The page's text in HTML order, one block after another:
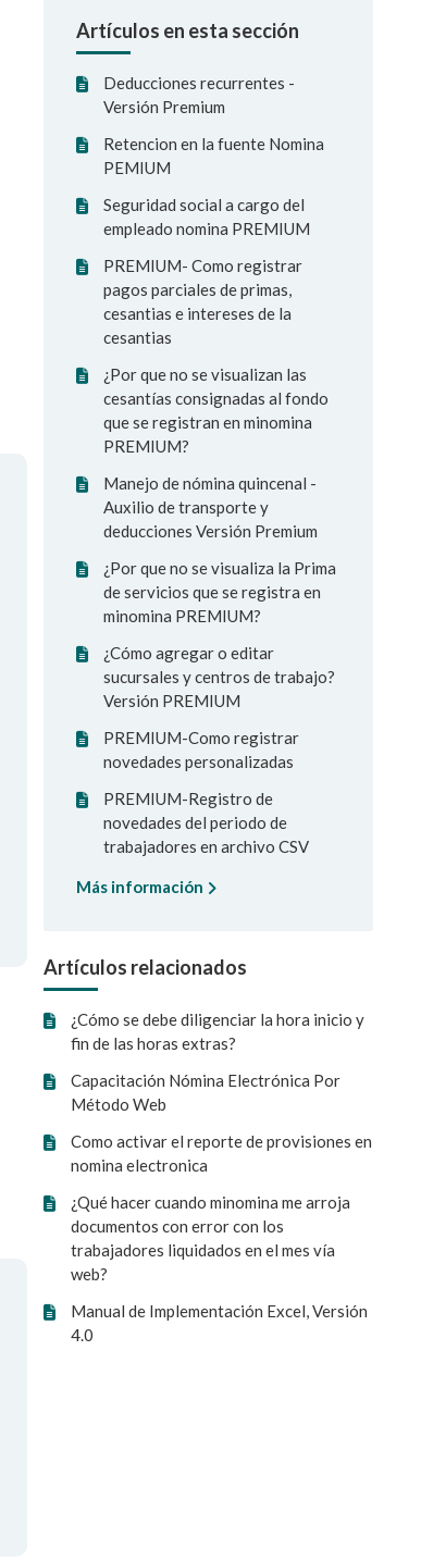
Artículos en esta sección
Deducciones recurrentes -
Versión Premium
Retencion en la fuente Nomina
PEMIUM
Seguridad social a cargo del
empleado nomina PREMIUM
PREMIUM- Como registrar
pagos parciales de primas,
cesantias e intereses de la
cesantias
¿Por que no se visualizan las
cesantías consignadas al fondo
que se registran en minomina
PREMIUM?
Manejo de nómina quincenal -
Auxilio de transporte y
deducciones Versión Premium
¿Por que no se visualiza la Prima
de servicios que se registra en
minomina PREMIUM?
¿Cómo agregar o editar
sucursales y centros de trabajo?
Versión PREMIUM
PREMIUM-Como registrar
novedades personalizadas
PREMIUM-Registro de
novedades del periodo de
trabajadores en archivo CSV
Más información
Artículos relacionados
¿Cómo se debe diligenciar la hora inicio y
fin de las horas extras?
Capacitación Nómina Electrónica Por
Método Web
Como activar el reporte de provisiones en
nomina electronica
¿Qué hacer cuando minomina me arroja
documentos con error con los
trabajadores liquidados en el mes vía
web?
Manual de Implementación Excel, Versión
4.0